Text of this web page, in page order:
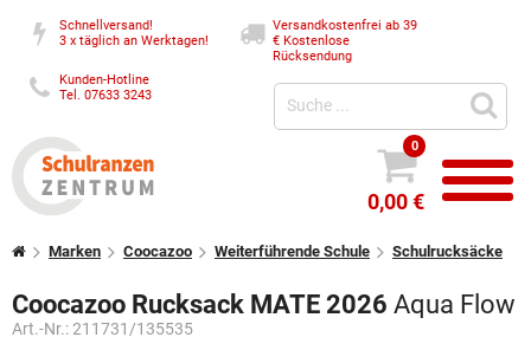
Schnellversand!
3 x täglich an Werktagen!
Versandkostenfrei ab 39
€Kostenlose
Rücksendung
Kunden-Hotline
Tel. 07633 3243
0
0,00 €
Marken Coocazoo Weiterführende Schule Schulrucksäcke
Coocazoo Rucksack MATE 2026 Aqua Flow
Art.-Nr.:211731/135535